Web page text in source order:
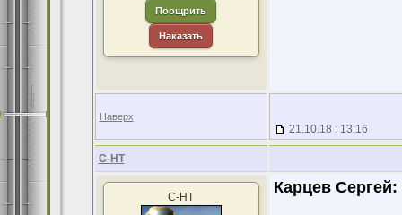
Поощрить
Наказать
Наверх
21.10.18 : 13:16
С-НТ
С-НТ
Карцев Сергей: